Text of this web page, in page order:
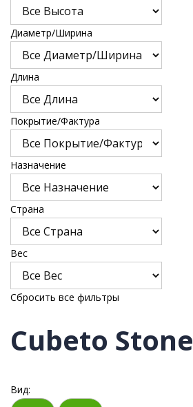
Диаметр/Ширина
Длина
Покрытие/Фактура
Назначение
Страна
Bес
Сбросить все фильтры
Cubeto Stone
Вид: